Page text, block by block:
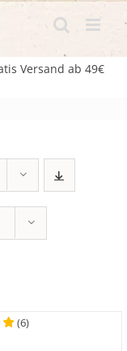
Versand ab 49€
(6)